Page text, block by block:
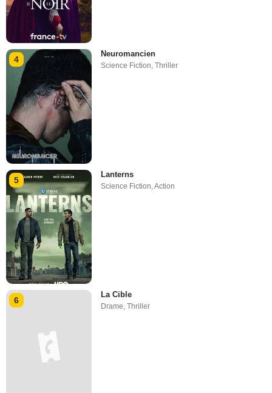
4
Neuromancien
Science Fiction,Thriller
5
Lanterns
Science Fiction ,Action
6
La Cible
Drame,Thriller